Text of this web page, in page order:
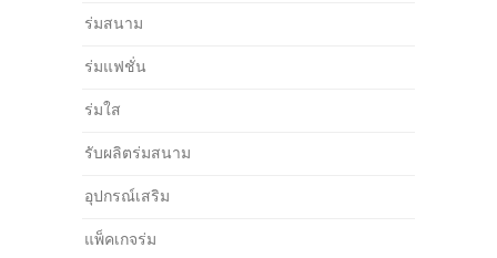
ร่มสนาม
ร่มแฟชั่น
ร่มใส
รับผลิตร่มสนาม
อุปกรณ์เสริม
แพ็คเกจร่ม